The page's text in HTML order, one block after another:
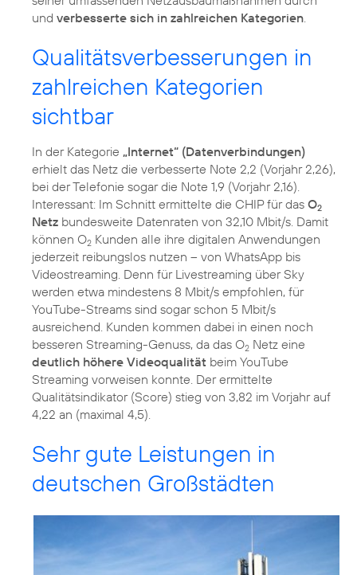
und verbesserte sich in zahlreichen Kategorien
Qualitätsverbesserungen in
zahlreichen Kategorien
sichtbar
In der Kategorie „Internet“ (Datenverbindungen)
erhielt das Netz die verbesserte Note 2,2 (Vorjahr 2,26),
bei der Telefonie sogar die Note 1,9 (Vorjahr 2,16).
Interessant: Im Schnitt ermittelte die CHIP für das O2
Netz bundesweite Datenraten von 32,10 Mbit/s. Damit
können O2 Kunden alle ihre digitalen Anwendungen
jederzeit reibungslos nutzen – von WhatsApp bis
Videostreaming. Denn für Livestreaming über Sky
werden etwa mindestens 8 Mbit/s empfohlen, für
YouTube-Streams sind sogar schon 5 Mbit/s
ausreichend. Kunden kommen dabei in einen noch
besseren Streaming-Genuss, da das O2 Netz eine
deutlich höhere Videoqualität beim YouTube
Streaming vorweisen konnte. Der ermittelte
Qualitätsindikator (Score) stieg von 3,82 im Vorjahr auf
4,22 an (maximal 4,5).
Sehr gute Leistungen in
deutschen Großstädten